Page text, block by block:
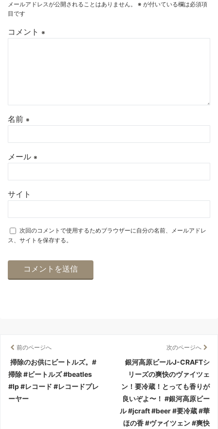
メールアドレスが公開されることはありません。 ※ が付いている欄は必須項
目です
コメント ※
名前 ※
メール ※
サイト
次回のコメントで使用するためブラウザーに自分の名前、メールアドレ
ス、サイトを保存する。
前のページへ
掃除のお供にビートルズ。#
掃除 #ビートルズ #beatles
#lp #レコード #レコードプレ
ーヤー
次のページへ
銀河高原ビールJ-CRAFTシ
リーズの爽快のヴァイツェ
ン！要冷蔵！とっても香りが
良いぞよ〜！ #銀河高原ビー
ル #jcraft #beer #要冷蔵 #華
ほの香 #ヴァイツェン #爽快